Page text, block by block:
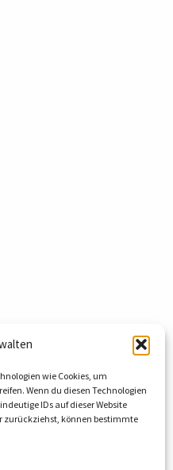
wie Cookies, um
Wenn du diesen Technologien
IDs auf dieser Website
zurückziehst, können bestimmte